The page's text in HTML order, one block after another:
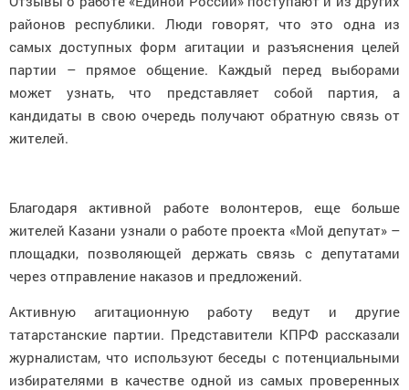
районов республики. Люди говорят, что это одна из
самых доступных форм агитации и разъяснения целей
партии – прямое общение. Каждый перед выборами
может узнать, что представляет собой партия, а
кандидаты в свою очередь получают обратную связь от
жителей.
Благодаря активной работе волонтеров, еще больше
жителей Казани узнали о работе проекта «Мой депутат» –
площадки, позволяющей держать связь с депутатами
через отправление наказов и предложений.
Активную агитационную работу ведут и другие
татарстанские партии. Представители КПРФ рассказали
журналистам, что используют беседы с потенциальными
избирателями в качестве одной из самых проверенных